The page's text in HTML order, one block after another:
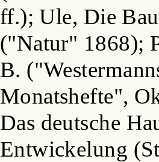
ff.); Ule, Die
("Natur" 1868);
B.
Monatshefte",
Das deutsche
Entwickelung